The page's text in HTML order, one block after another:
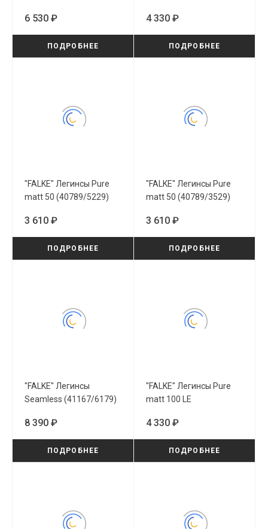
6 530 ₽
ПОДРОБНЕЕ
4 330 ₽
ПОДРОБНЕЕ
"FALKE" Легинсы Pure
matt 50 (40789/5229)
3 610 ₽
ПОДРОБНЕЕ
"FALKE" Легинсы Pure
matt 50 (40789/3529)
3 610 ₽
ПОДРОБНЕЕ
"FALKE" Легинсы
Seamless (41167/6179)
8 390 ₽
ПОДРОБНЕЕ
"FALKE" Легинсы Pure
matt 100 LE
4 330 ₽
ПОДРОБНЕЕ